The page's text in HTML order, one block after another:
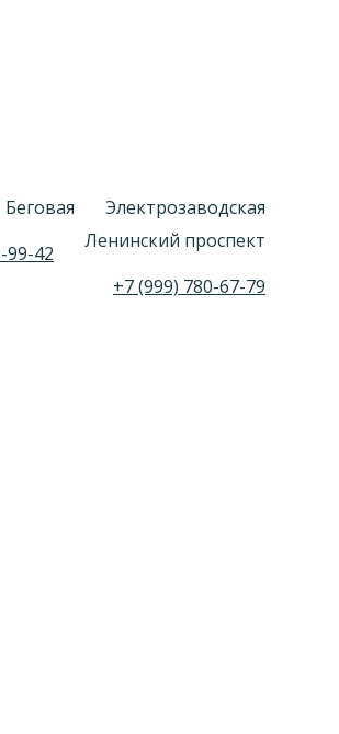
Беговая
Электрозаводская
Ленинский проспект
99-42
+7 (999) 780-67-79